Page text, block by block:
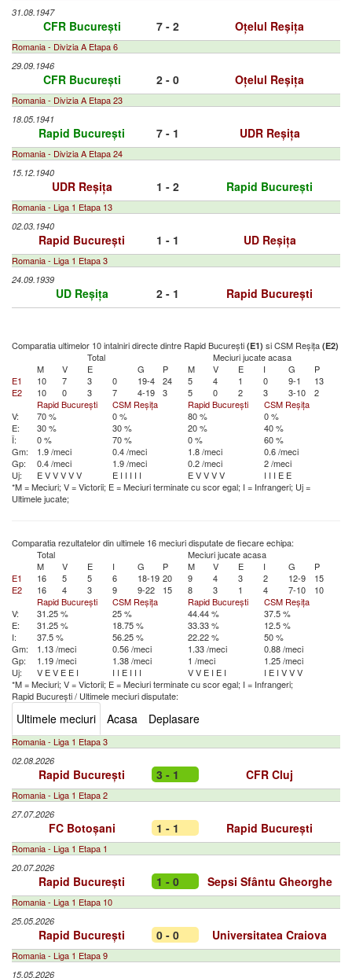
31.08.1947
CFR București 7 - 2 Oțelul Reșița
Romania - Divizia A Etapa 6
29.09.1946
CFR București 2 - 0 Oțelul Reșița
Romania - Divizia A Etapa 23
18.05.1941
Rapid București 7 - 1 UDR Reșița
Romania - Divizia A Etapa 24
15.12.1940
UDR Reșița 1 - 2 Rapid București
Romania - Liga 1 Etapa 13
02.03.1940
Rapid București 1 - 1 UD Reșița
Romania - Liga 1 Etapa 3
24.09.1939
UD Reșița 2 - 1 Rapid București
Comparatia ultimelor 10 intalniri directe dintre Rapid București (E1) si CSM Reșița (E2)
Total
Meciuri jucate acasa
M
V E G P M V E I G
P
E1
10 7 3 0 19-4 24 5 4 1 0 9-1
13
E2
10 0 3 7 4-19 3 5 0 2 3 3-10
2
Rapid București
CSM Reșița Rapid București
CSM Reșița
V:
70 % 0 % 80 %
0 %
E:
30 % 30 % 20 %
40 %
Î:
0 % 70 % 0 %
60 %
Gm:
1.9 /meci 0.4 /meci 1.8 /meci
0.6 /meci
Gp:
0.4 /meci 1.9 /meci 0.2 /meci
2 /meci
Uj:
EVVVVV E I I I I I EVVVV I I I E E
*M = Meciuri; V = Victorii; E = Meciuri terminate cu scor egal; I = Infrangeri; Uj =
Ultimele jucate;
Comparatia rezultatelor din ultimele 16 meciuri disputate de fiecare echipa:
Total
Meciuri jucate acasa
M
V E I G P M V E I G
P
E1
16 5 5 6 18-19 20 9 4 3 2 12-9
15
E2
16 4 3 9 9-22 15 8 3 1 4 7-10
10
Rapid București
CSM Reșița Rapid București
CSM Reșița
V:
31.25 % 25 % 44.44 %
37.5 %
E:
31.25 % 18.75 % 33.33 %
12.5 %
I:
37.5 % 56.25 % 22.22 %
50 %
Gm:
1.13 /meci 0.56 /meci 1.33 /meci
0.88 /meci
Gp:
1.19 /meci 1.38 /meci 1 /meci
1.25 /meci
Uj:
V EV E E I I I E I I I VV E I E I I E I VVV
*M = Meciuri; V = Victorii; E = Meciuri terminate cu scor egal; I = Infrangeri;
Rapid București/ Ultimele meciuri disputate:
Ultimele meciuri Acasa Deplasare
Romania - Liga 1 Etapa 3
02.08.2026
Rapid București 3 - 1 CFR Cluj
Romania - Liga 1 Etapa 2
27.07.2026
FC Botoșani 1 - 1 Rapid București
Romania - Liga 1 Etapa 1
20.07.2026
Rapid București 1 - 0 Sepsi Sfântu Gheorghe
Romania - Liga 1 Etapa 10
25.05.2026
Rapid București 0 - 0 Universitatea Craiova
Romania - Liga 1 Etapa 9
15.05.2026